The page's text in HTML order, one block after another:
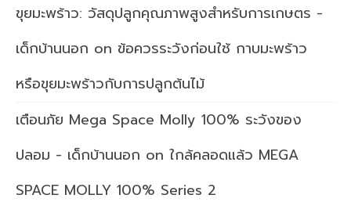
ขุยมะพร้าว: วัสดุปลูกคุณภาพสูงสำหรับการเกษตร -
เด็กบ้านนอก on ข้อควรระวังก่อนใช้ กาบมะพร้าว
หรือขุยมะพร้าวกับการปลูกต้นไม้
เตือนภัย Mega Space Molly 100% ระวังของ
ปลอม - เด็กบ้านนอก on ใกล้คลอดแล้ว MEGA
SPACE MOLLY 100% Series 2